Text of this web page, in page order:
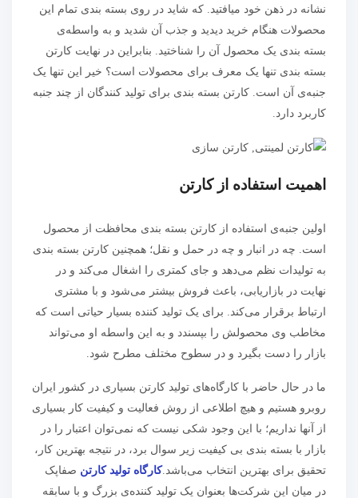
نشانه در ذهن خود میافتید. که شاید در روی بسته بندی تمام این
محصولات هنگام خرید دیدید و جذب آن شدید و به واسطه‌ی
بسته بندی یک محصول آن را شناختید. بنابراین در نهایت کارتن
بسته بندی تنها یک معرف برای محصولات است؟ خیر این تنها یک
جنبه‌ی آن است. کارتن بسته بندی برای تولید کنندگان از چند جنبه
کاربرد دارد.
اهمیت استفاده از کارتن
اولین جنبه‌ی استفاده از کارتن بسته بندی محافظت از محصول
است. چه در انبار و چه در حمل و نقل؛ همچنین کارتن بسته بندی
به تولیدات نظم می‌دهد و جای کمتری را اشغال می‌کند و در
نهایت در بازاریابی، باعث فروش بیشتر می‌شود و با مشتری
ارتباط برقرار می‌کند. برای یک تولید کننده بسیار حیاتی است که
مخاطب وی محصولش را بپسندد و به این واسطه او می‌تواند
بازار را دست بگیرد و در سطوح مختلف مطرح شود.
ما در حال حاضر با کارگاه‌‌های تولید کارتن بسیاری در کشور ایران
روبرو هستیم و هیچ اطلاعی از روش فعالیت و کیفیت کار بسیاری
از آنها نداریم؛ با این وجود شکی نیست که نمی‌توان اعتبار را در
بازار با بسته بندی بی کیفیت زیر سوال برد، در نتیجه بهترین کار،
تحقیق برای بهترین انتخاب می‌باشد.کارگاه تولید کارتن صفاپک
در میان این شرکت‌ها بعنوان یک تولید کننده‌ی بزرگ و با سابقه